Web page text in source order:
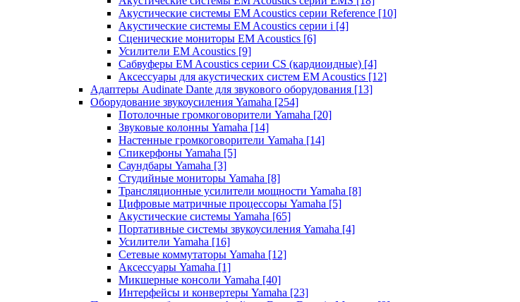
Акустические системы EM Acoustics серии Reference [10]
Акустические системы EM Acoustics серии i [4]
Сценические мониторы EM Acoustics [6]
Усилители EM Acoustics [9]
Сабвуферы EM Acoustics серии CS (кардиоидные) [4]
Аксессуары для акустических систем EM Acoustics [12]
Адаптеры Audinate Dante для звукового оборудования [13]
Оборудование звукоусиления Yamaha [254]
Потолочные громкоговорители Yamaha [20]
Звуковые колонны Yamaha [14]
Настенные громкоговорители Yamaha [14]
Спикерфоны Yamaha [5]
Саундбары Yamaha [3]
Студийные мониторы Yamaha [8]
Трансляционные усилители мощности Yamaha [8]
Цифровые матричные процессоры Yamaha [5]
Акустические системы Yamaha [65]
Портативные системы звукоусиления Yamaha [4]
Усилители Yamaha [16]
Сетевые коммутаторы Yamaha [12]
Аксессуары Yamaha [1]
Микшерные консоли Yamaha [40]
Интерфейсы и конвертеры Yamaha [23]